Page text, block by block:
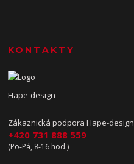
KONTAKTY
Hape-design
Zákaznická podpora Hape-design
+420 731 888 559
(Po-Pá, 8-16 hod.)